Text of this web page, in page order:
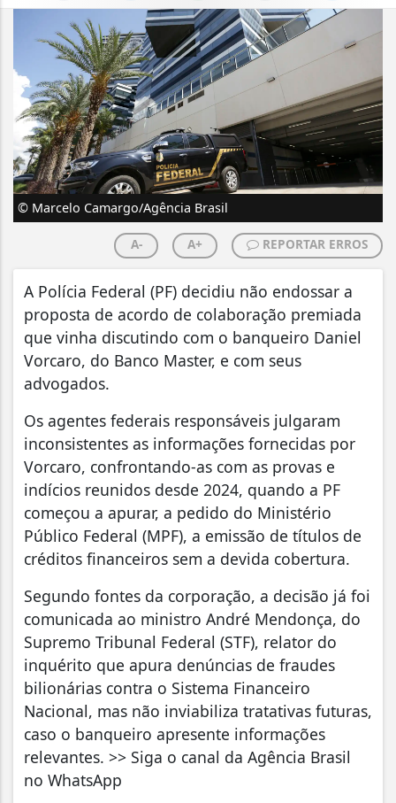
© Marcelo Camargo/Agência Brasil
A- A+ REPORTAR ERROS
A Polícia Federal (PF) decidiu não endossar a
proposta de acordo de colaboração premiada
que vinha discutindo com o banqueiro Daniel
Vorcaro, do Banco Master, e com seus
advogados.
Os agentes federais responsáveis julgaram
inconsistentes as informações fornecidas por
Vorcaro, confrontando-as com as provas e
indícios reunidos desde 2024, quando a PF
começou a apurar, a pedido do Ministério
Público Federal (MPF), a emissão de títulos de
créditos financeiros sem a devida cobertura.
Segundo fontes da corporação, a decisão já foi
comunicada ao ministro André Mendonça, do
Supremo Tribunal Federal (STF), relator do
inquérito que apura denúncias de fraudes
bilionárias contra o Sistema Financeiro
Nacional, mas não inviabiliza tratativas futuras,
caso o banqueiro apresente informações
relevantes. >> Siga o canal da Agência Brasil
no WhatsApp